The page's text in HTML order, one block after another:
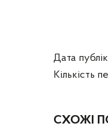
Дата
Кількість
СХОЖІ